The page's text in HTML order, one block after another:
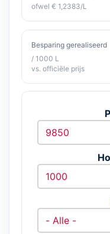
ofwel € 1,2383/L
Besparing gerealiseerd
/ 1000 L
vs. officiële prijs